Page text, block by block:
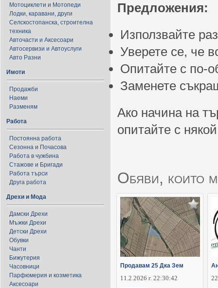
Мотоциклети и Мотопеди
Лодки, каравани, други
Селскостопанска, строителна
техника
Авточасти и Аксесоари
Автосервизи и Автоуслуги
Авто Разни
Имоти
Продажби
Наеми
Разменям
Работа
Постоянна работа
Сезонна и Почасова
Работа в чужбина
Стажове и Бригади
Работа търси
Друга работа
Дрехи и Мода
Дамски Дрехи
Мъжки Дрехи
Детски Дрехи
Обувки
Чанти
Бижутерия
Часовници
Парфюмерия и козметика
Аксесоари
Предложения:
Използвайте
Уверете се, че
Опитайте с по-
Заменете
Ако начина на
опитайте с
Обяви, които
Продавам 25 Дка Зем
11.2.2026 г. 22:30:42